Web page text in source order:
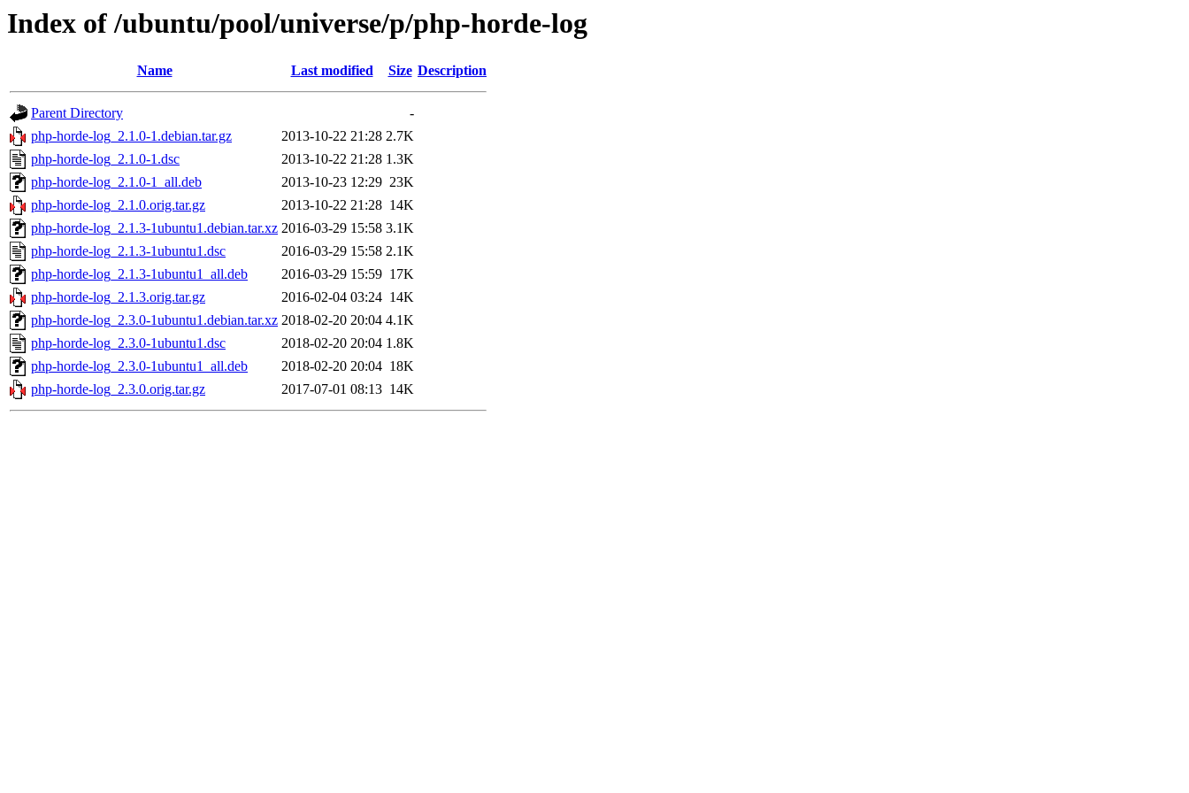
Index of /ubuntu/pool/universe/p/php-horde-log
Name Last modified Size Description
Parent Directory
-
php-horde-log_2.1.0-1.debian.tar.gz
2013-10-22 21:28 2.7K
php-horde-log_2.1.0-1.dsc
2013-10-22 21:28 1.3K
php-horde-log_2.1.0-1_all.deb
2013-10-23 12:29 23K
php-horde-log_2.1.0.orig.tar.gz
2013-10-22 21:28 14K
php-horde-log_2.1.3-1ubuntu1.debian.tar.xz 2016-03-29 15:58 3.1K
php-horde-log_2.1.3-1ubuntu1.dsc
2016-03-29 15:58 2.1K
php-horde-log_2.1.3-1ubuntu1_all.deb
2016-03-29 15:59 17K
php-horde-log_2.1.3.orig.tar.gz
2016-02-04 03:24 14K
php-horde-log_2.3.0-1ubuntu1.debian.tar.xz 2018-02-20 20:04 4.1K
php-horde-log_2.3.0-1ubuntu1.dsc
2018-02-20 20:04 1.8K
php-horde-log_2.3.0-1ubuntu1_all.deb
2018-02-20 20:04 18K
php-horde-log_2.3.0.orig.tar.gz
2017-07-01 08:13 14K